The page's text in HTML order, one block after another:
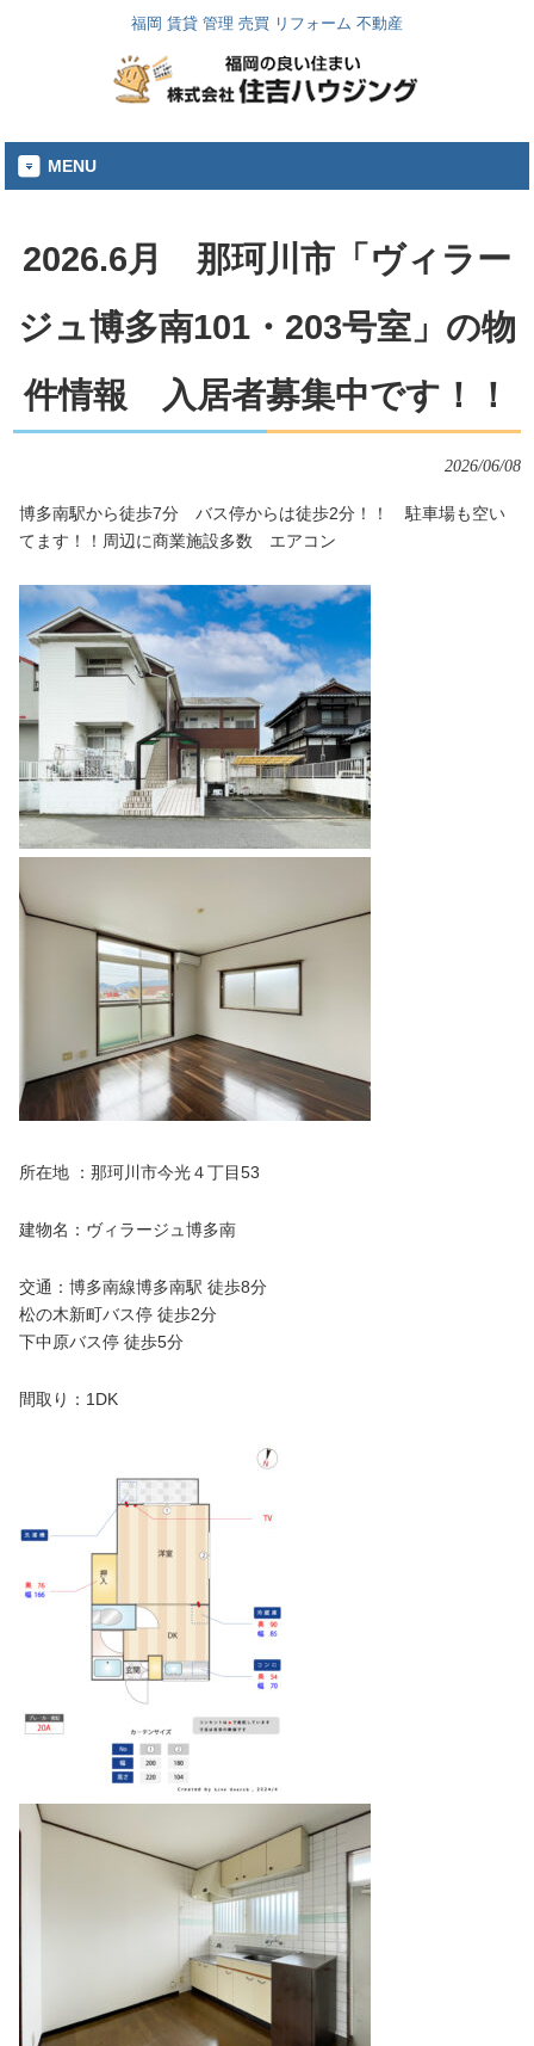
福岡 賃貸 管理 売買 リフォーム 不動産
MENU
2026.6月 那珂川市「ヴィラー
ジュ博多南101・203号室」の物
件情報 入居者募集中です！！
2026/06/08
博多南駅から徒歩7分 バス停からは徒歩2分！！ 駐車場も空い
てます！！周辺に商業施設多数 エアコン
所在地 ：那珂川市今光４丁目53
建物名：ヴィラージュ博多南
交通：博多南線博多南駅 徒歩8分
松の木新町バス停 徒歩2分
下中原バス停 徒歩5分
間取り：1DK